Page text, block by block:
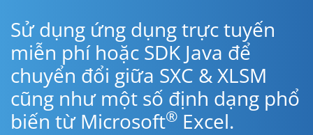
Sử dụng ứng dụng trực tuyến
miễn phí hoặc SDK Java để
chuyển đổi giữa SXC & XLSM
cũng như một số định dạng phổ
biến từ Microsoft® Excel.